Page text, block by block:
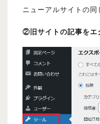
ニューアルサイトの同
②旧サイトの記事をエ